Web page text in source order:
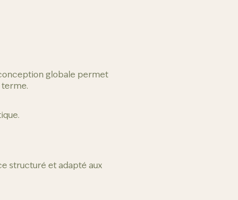
globale permet
structuré et adapté aux